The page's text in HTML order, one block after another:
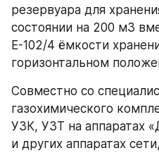
резервуара для
состоянии на 200 м3
Е-102/4 ёмкости
горизонтальном
Совместно со
газохимического
УЗК, УЗТ на аппаратах
и других аппаратах